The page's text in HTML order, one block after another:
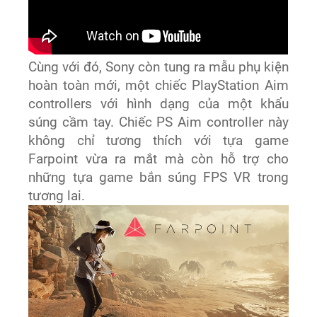
Cùng với đó, Sony còn tung ra mẫu phụ kiện
hoàn toàn mới, một chiếc PlayStation Aim
controllers với hình dạng của một khẩu
súng cầm tay. Chiếc PS Aim controller này
không chỉ tương thích với tựa game
Farpoint vừa ra mắt mà còn hỗ trợ cho
những tựa game bắn súng FPS VR trong
tương lai.